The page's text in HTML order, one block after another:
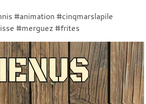
#animation #cinqmarslapile
#merguez #frites